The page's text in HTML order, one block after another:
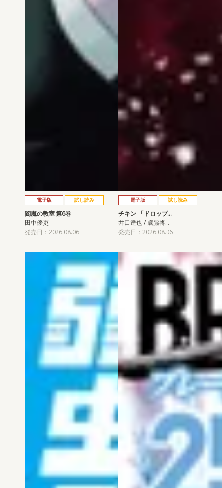
電子版 試し読み
閻魔の教室 第6巻
田中優吏
発売日：2026.08.06
電子版 試し読み
チキン 「ドロップ…
井口達也 / 歳脇将…
発売日：2026.08.06